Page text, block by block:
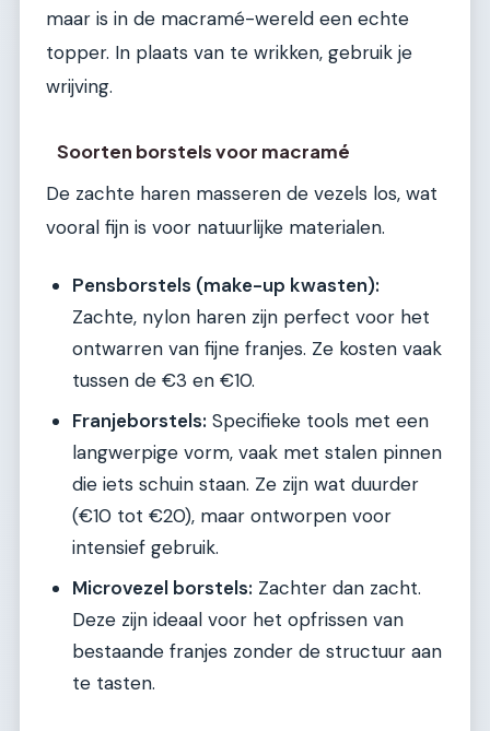
maar is in de macramé-wereld een echte
topper. In plaats van te wrikken, gebruik je
wrijving.
Soorten borstels voor macramé
De zachte haren masseren de vezels los, wat
vooral fijn is voor natuurlijke materialen.
Pensborstels (make-up kwasten):
Zachte, nylon haren zijn perfect voor het
ontwarren van fijne franjes. Ze kosten vaak
tussen de €3 en €10.
Franjeborstels: Specifieke tools met een
langwerpige vorm, vaak met stalen pinnen
die iets schuin staan. Ze zijn wat duurder
(€10 tot €20), maar ontworpen voor
intensief gebruik.
Microvezel borstels: Zachter dan zacht.
Deze zijn ideaal voor het opfrissen van
bestaande franjes zonder de structuur aan
te tasten.